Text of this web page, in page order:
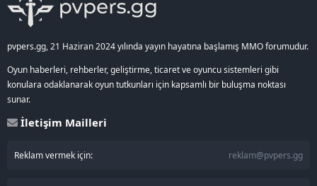
pvpers.gg, 21 Haziran 2024 yılında yayın hayatına başlamış MMO forumudur.
Oyun haberleri, rehberler, geliştirme, ticaret ve oyuncu sistemleri gibi
konulara odaklanarak oyun tutkunları için kapsamlı bir buluşma noktası
sunar.
İletişim Mailleri
Reklam vermek için: reklam@pvpers.gg